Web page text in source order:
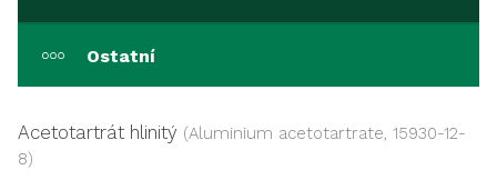
Ostatní
Acetotartrát hlinitý (Aluminium acetotartrate, 15930-12-
8)